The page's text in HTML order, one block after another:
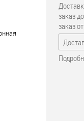
заказ
заказ